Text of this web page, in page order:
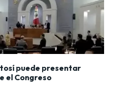
puede presentar
el Congreso